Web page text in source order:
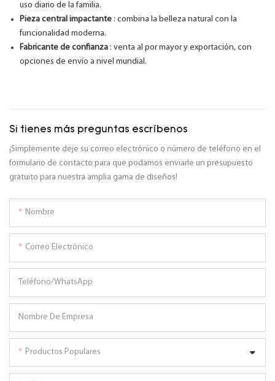
uso diario de la familia.
Pieza central impactante: combina la belleza natural con la
funcionalidad moderna.
Fabricante de confianza: venta al por mayor y exportación, con
opciones de envío a nivel mundial.
Si tienes más preguntas escríbenos
¡Simplemente deje su correo electrónico o número de teléfono en el
formulario de contacto para que podamos enviarle un presupuesto
gratuito para nuestra amplia gama de diseños!
Nombre
Correo Electrónico
Teléfono/WhatsApp
Nombre De Empresa
Productos Populares